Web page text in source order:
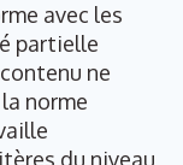
avec les
partielle
ne
norme
du niveau